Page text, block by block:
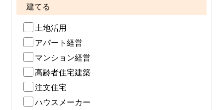
建てる
土地活用
アパート経営
マンション経営
高齢者住宅建築
注文住宅
ハウスメーカー